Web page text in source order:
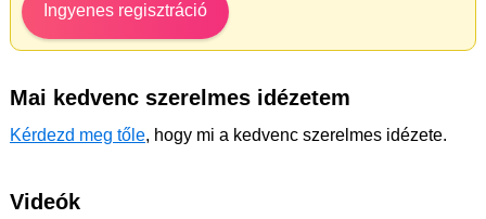
Ingyenes regisztráció
Mai kedvenc szerelmes idézetem
Kérdezd meg tőle, hogy mi a kedvenc szerelmes idézete.
Videók